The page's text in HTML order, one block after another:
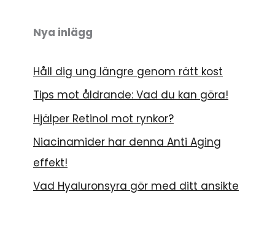
Nya inlägg
Håll dig ung längre genom rätt kost
Tips mot åldrande: Vad du kan göra!
Hjälper Retinol mot rynkor?
Niacinamider har denna Anti Aging
effekt!
Vad Hyaluronsyra gör med ditt ansikte